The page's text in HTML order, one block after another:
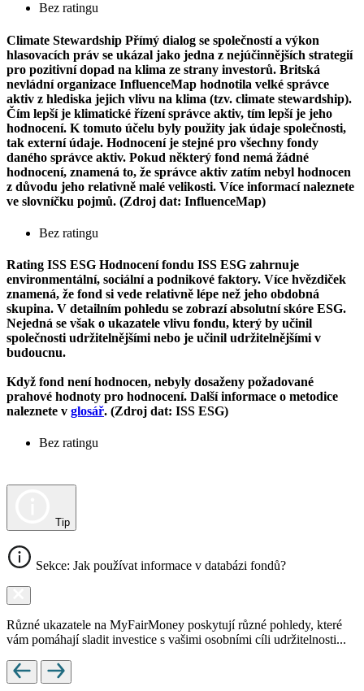
Bez ratingu
Climate Stewardship Přímý dialog se společností a výkon
hlasovacích práv se ukázal jako jedna z nejúčinnějších strategií
pro pozitivní dopad na klima ze strany investorů. Britská
nevládní organizace InfluenceMap hodnotila velké správce
aktiv z hlediska jejich vlivu na klima (tzv. climate stewardship).
Čím lepší je klimatické řízení správce aktiv, tím lepší je jeho
hodnocení. K tomuto účelu byly použity jak údaje společnosti,
tak externí údaje. Hodnocení je stejné pro všechny fondy
daného správce aktiv. Pokud některý fond nemá žádné
hodnocení, znamená to, že správce aktiv zatím nebyl hodnocen
z důvodu jeho relativně malé velikosti. Více informací naleznete
ve slovníčku pojmů. (Zdroj dat: InfluenceMap)
Bez ratingu
Rating ISS ESG Hodnocení fondu ISS ESG zahrnuje
environmentální, sociální a podnikové faktory. Více hvězdiček
znamená, že fond si vede relativně lépe než jeho obdobná
skupina. V detailním pohledu se zobrazí absolutní skóre ESG.
Nejedná se však o ukazatele vlivu fondu, který by učinil
společnosti udržitelnějšími nebo je učinil udržitelnějšími v
budoucnu.
Když fond není hodnocen, nebyly dosaženy požadované
prahové hodnoty pro hodnocení. Další informace o metodice
naleznete v glosář. (Zdroj dat: ISS ESG)
Bez ratingu
Tip
Sekce: Jak používat informace v databázi fondů?
Různé ukazatele na MyFairMoney poskytují různé pohledy, které
vám pomáhají sladit investice s vašimi osobními cíli udržitelnosti...